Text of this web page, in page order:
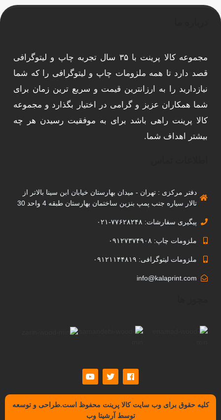
مجموعه کالا پرینت با ۳۵ سال تجربه چاپ و لیتوگرافی
قصد دارد تا همه ملزومات چاپ و لیتوگرافی را که شما
نیازدارید را به ارزانترین قیمت و سریع ترین زمان برای
شما همکاران عزیز و گرامی در اختیار بگذارد و مجموعه
کالا پرینت راهی باشد برای به موفقیت رسیدن هر چه
بیشتر اهداف شما.
دفتر مرکزی : تهران - میدان بهارستان خیابان ابن سینا بالاتر از
تالار سیاره جنب پمپ بنزین ساختمان بهارستان طبقه 4 واحد 30
پیگیری سفارشات: ۷۷۶۲۸۲۴۸-۰۲۱
ملزومات چاپ: ۰۹۱۲۷۳۷۴۹۰۸
ملزومات لیتوگرافی: ۰۹۱۲۱۱۴۴۸۱۹
info@kalaprint.com
کلیه حقوق برای وب سایت کالا پرینت محفوظ است.طراحی و توسعه
توسط آرشیتا وب